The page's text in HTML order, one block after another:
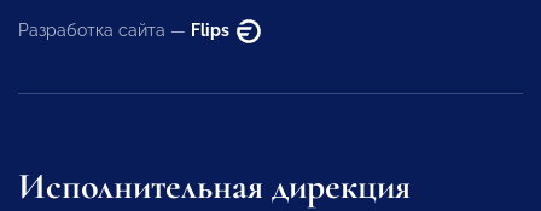
Разработка сайта — Flips
Исполнительная дирекция